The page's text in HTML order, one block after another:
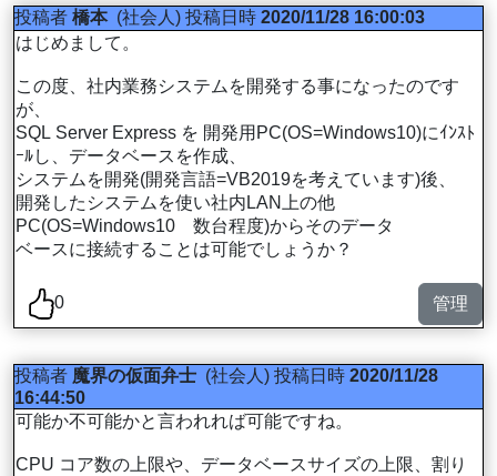
投稿者 橋本(社会人) 投稿日時 2020/11/28 16:00:03
はじめまして。
この度、社内業務システムを開発する事になったのです
が、
SQL Server Express を 開発用PC(OS=Windows10)にｲﾝｽﾄ
ｰﾙし、データベースを作成、
システムを開発(開発言語=VB2019を考えています)後、
開発したシステムを使い社内LAN上の他
PC(OS=Windows10 数台程度)からそのデータ
ベースに接続することは可能でしょうか？
0 管理
投稿者 魔界の仮面弁士 (社会人) 投稿日時 2020/11/28
16:44:50
可能か不可能かと言われれば可能ですね。
CPU コア数の上限や、データベースサイズの上限、割り